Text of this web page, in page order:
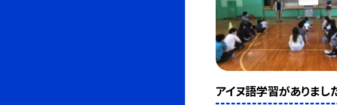
アイヌ語学習がありまし